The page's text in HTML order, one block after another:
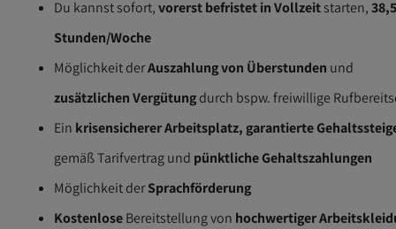
Du kannst sofort,vorerst befristet in Vollzeitstarten,
Stunden/Woche
Möglichkeit derAuszahlung von Überstunden und
zusätzlichen Vergütungdurch bspw. freiwillige
Ein krisensicherer Arbeitsplatz, garantierte
gemäß Tarifvertrag und pünktliche Gehaltszahlungen
Möglichkeit derSprachförderung
KostenloseBereitstellung von hochwertiger